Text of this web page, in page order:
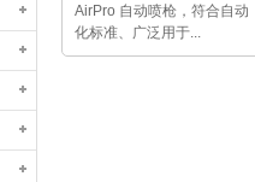
AirPro 自动喷枪，符合自动
化标准、广泛用于...